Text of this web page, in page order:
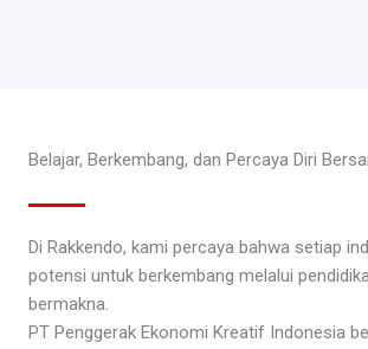
Belajar, Berkembang, dan Percaya Diri
Di Rakkendo, kami percaya bahwa setiap
potensi untuk berkembang melalui
bermakna.
PT Penggerak Ekonomi Kreatif Indonesia